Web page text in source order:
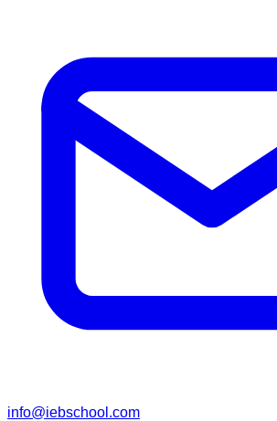
info@iebschool.com